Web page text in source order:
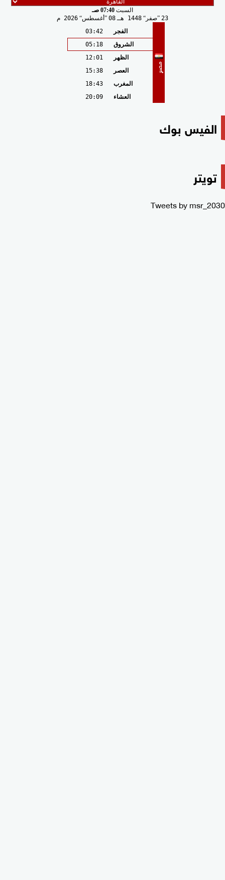
السبت 07:40 صـ
23
صفر 1448 هـ 08 أغسطس 2026 م
مصر
الفجر
03:42
الشروق
05:18
الظهر
12:01
العصر
15:38
المغرب
18:43
العشاء
20:09
الفيس بوك
تويتر
Tweets by msr_2030